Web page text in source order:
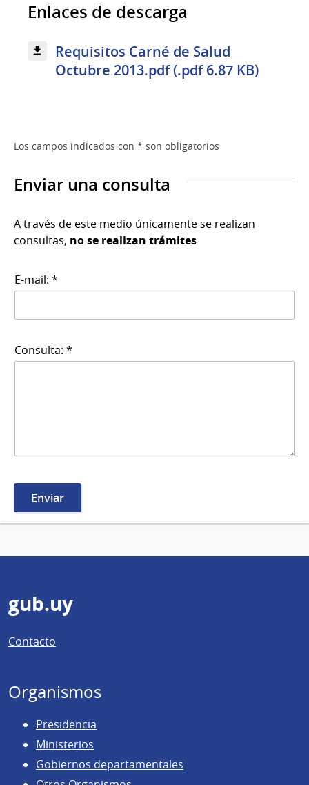
Enlaces de descarga
Requisitos Carné de Salud
Octubre 2013.pdf (.pdf 6.87 KB)
Los campos indicados con * son obligatorios
Enviar una consulta
A través de este medio únicamente se realizan
consultas, no se realizan trámites
E-mail: *
Consulta: *
Pie
de
página
gub.uy
Contacto
Organismos
Presidencia
Ministerios
Gobiernos departamentales